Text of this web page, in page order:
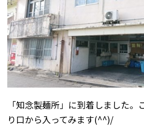
「知念製麺所」に到着しました。
り口から入ってみます(^^)/